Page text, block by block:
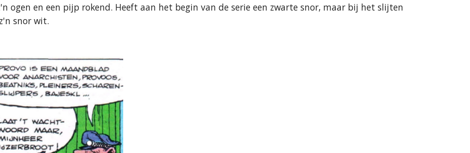
ogen en een pijp rokend. Heeft aan het begin van de serie een zwarte snor, maar bij het slijten
snor wit.